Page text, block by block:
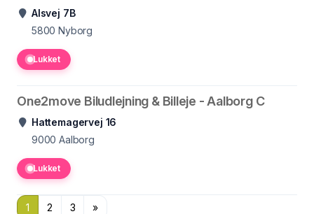
Alsvej 7B
5800 Nyborg
Lukket
One2move Biludlejning & Billeje - Aalborg C
Hattemagervej 16
9000 Aalborg
Lukket
1 2 3 »